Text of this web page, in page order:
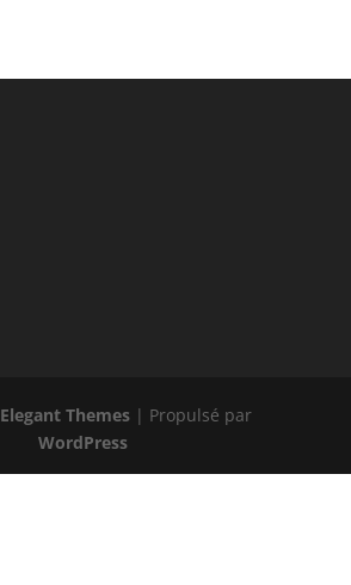
Elegant Themes| Propulsé par
WordPress